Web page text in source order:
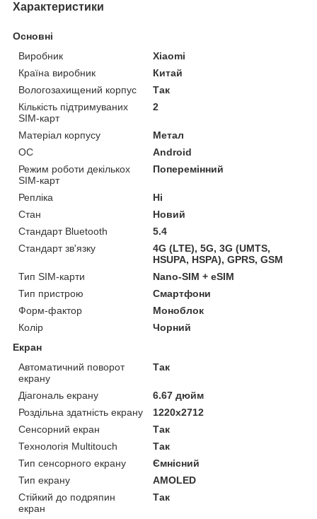
Характеристики
Основні
Виробник
Xiaomi
Країна виробник
Китай
Вологозахищений корпус
Так
Кількість підтримуваних
SIM-карт
2
Матеріал корпусу
Метал
ОС
Android
Режим роботи декількох
SIM-карт
Поперемінний
Репліка
Ні
Стан
Новий
Стандарт Bluetooth
5.4
Стандарт зв'язку
4G (LTE), 5G, 3G (UMTS,
HSUPA, HSPA), GPRS, GSM
Тип SIM-карти
Nano-SIM + eSIM
Тип пристрою
Смартфони
Форм-фактор
Моноблок
Колір
Чорний
Екран
Автоматичний поворот
екрану
Так
Діагональ екрану
6.67 дюйм
Роздільна здатність екрану
1220x2712
Сенсорний екран
Так
Технологія Multitouch
Так
Тип сенсорного екрану
Ємнісний
Тип екрану
AMOLED
Стійкий до подряпин
екран
Так